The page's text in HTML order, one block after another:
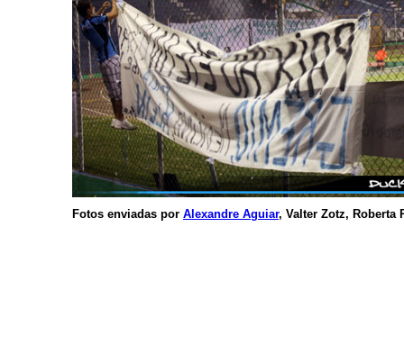
Fotos enviadas por Alexandre Aguiar, Valter Zotz, Roberta